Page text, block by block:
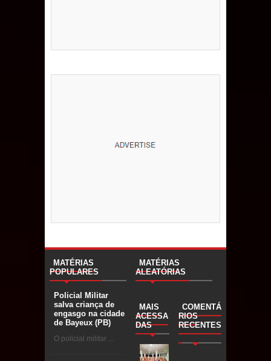
MATÉRIAS
POPULARES
Policial Militar
salva criança de
engasgo na cidade
de Bayeux (PB)
O policial militar ...
MATÉRIAS
ALEATÓRIAS
MAIS
ACESSA
DAS
COMENTÁ
RIOS
RECENTES